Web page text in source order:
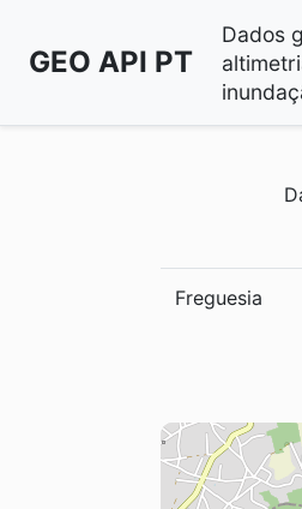
GEO API PT
Dados
Freguesia